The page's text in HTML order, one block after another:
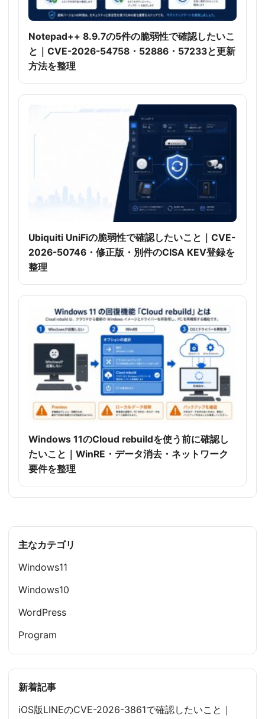
Notepad++ 8.9.7の5件の脆弱性で確認したいこ
と｜CVE-2026-54758・52886・57233と更新
方法を整理
Ubiquiti UniFiの脆弱性で確認したいこと｜CVE-
2026-50746・修正版・別件のCISA KEV登録を
整理
Windows 11のCloud rebuildを使う前に確認し
たいこと｜WinRE・データ消去・ネットワーク
要件を整理
主なカテゴリ
Windows11
Windows10
WordPress
Program
新着記事
iOS版LINEのCVE-2026-3861で確認したいこと｜